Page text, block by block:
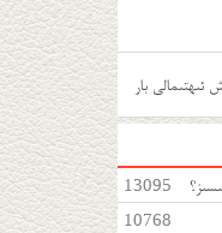
ئىھتىمالى بار
13095
10768